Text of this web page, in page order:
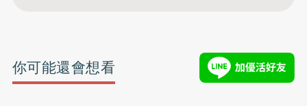
你可能還會想看